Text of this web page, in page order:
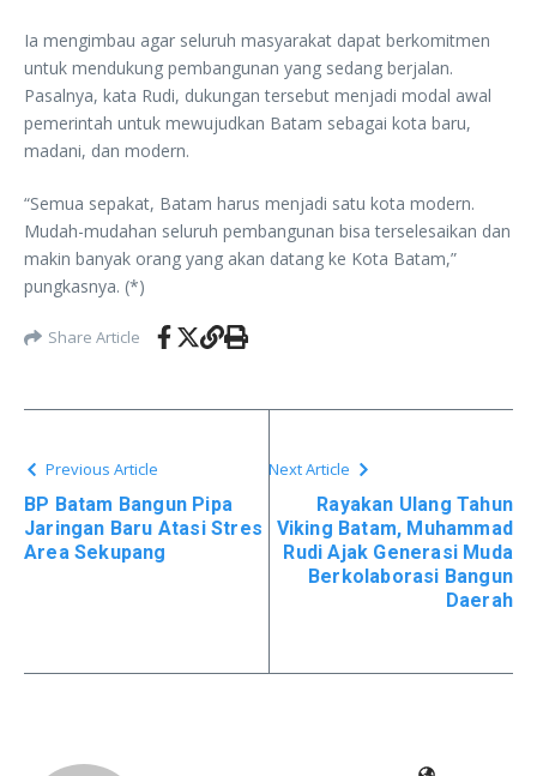
Ia mengimbau agar seluruh masyarakat dapat berkomitmen
untuk mendukung pembangunan yang sedang berjalan.
Pasalnya, kata Rudi, dukungan tersebut menjadi modal awal
pemerintah untuk mewujudkan Batam sebagai kota baru,
madani, dan modern.
“Semua sepakat, Batam harus menjadi satu kota modern.
Mudah-mudahan seluruh pembangunan bisa terselesaikan dan
makin banyak orang yang akan datang ke Kota Batam,”
pungkasnya. (*)
Share Article
Previous Article
BP Batam Bangun Pipa
Jaringan Baru Atasi Stres
Area Sekupang
Next Article
Rayakan Ulang Tahun
Viking Batam, Muhammad
Rudi Ajak Generasi Muda
Berkolaborasi Bangun
Daerah